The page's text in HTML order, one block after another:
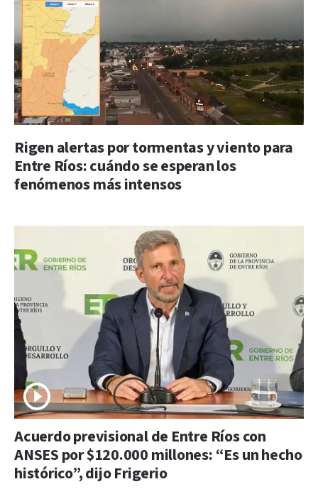
Rigen alertas por tormentas y viento para
Entre Ríos: cuándo se esperan los
fenómenos más intensos
Acuerdo previsional de Entre Ríos con
ANSES por $120.000 millones: “Es un hecho
histórico”, dijo Frigerio